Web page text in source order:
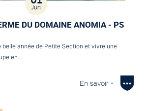
Jun
DU DOMAINE ANOMIA - PS
belle année de Petite Section et vivre une
en…
En savoir +